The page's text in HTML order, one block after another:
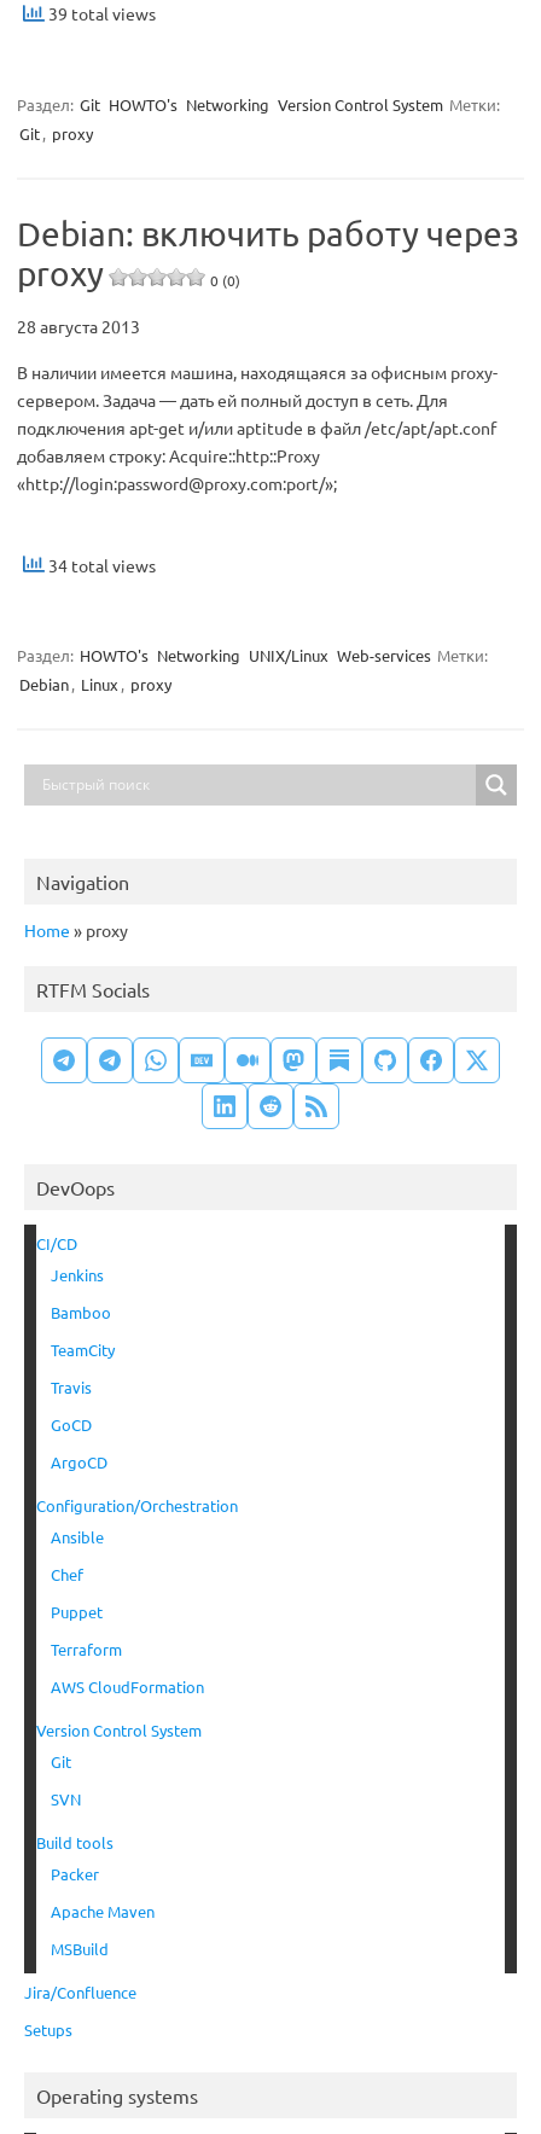
39 total views
Раздел: Git HOWTO's Networking Version Control System Метки:
Git, proxy
Debian: включить работу через
proxy
0 (0)
28 августа 2013
В наличии имеется машина, находящаяся за офисным proxy-
сервером. Задача — дать ей полный доступ в сеть. Для
подключения apt-get и/или aptitude в файл /etc/apt/apt.conf
добавляем строку: Acquire::http::Proxy
«http://login:password@proxy.com:port/»;
34 total views
Раздел: HOWTO's Networking UNIX/Linux Web-services Метки:
Debian, Linux , proxy
Navigation
Home » proxy
RTFM Socials
DevOops
CI/CD
Jenkins
Bamboo
TeamCity
Travis
GoCD
ArgoCD
Configuration/Orchestration
Ansible
Chef
Puppet
Terraform
AWS CloudFormation
Version Control System
Git
SVN
Build tools
Packer
Apache Maven
MSBuild
Jira/Confluence
Setups
Operating systems